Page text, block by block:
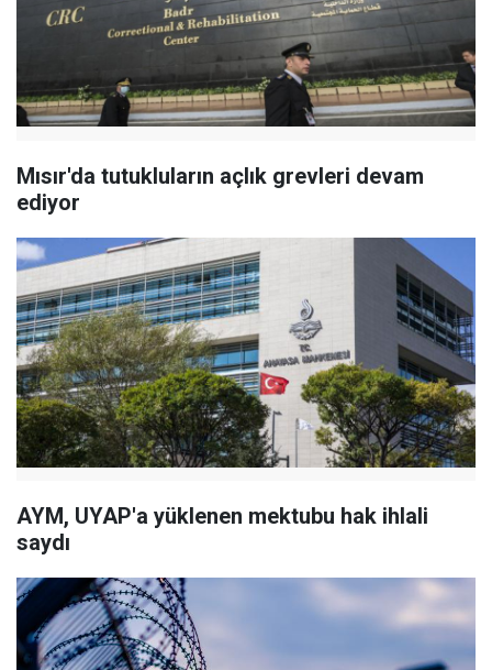
Mısır'da tutukluların açlık grevleri devam
ediyor
AYM, UYAP'a yüklenen mektubu hak ihlali
saydı